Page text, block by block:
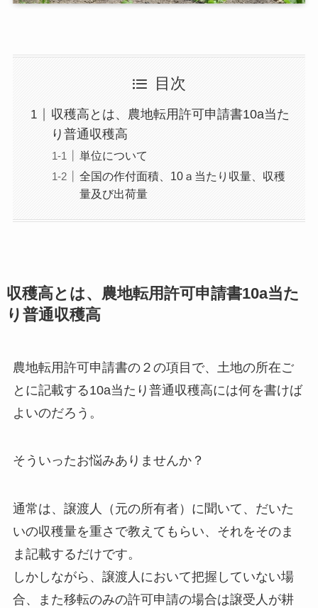
目次
収穫高とは、農地転用許可申請書10a当た
り普通収穫高
単位について
全国の作付面積、10ａ当たり収量、収穫
量及び出荷量
収穫高とは、農地転用許可申請書10a当た
り普通収穫高
農地転用許可申請書の２の項目で、土地の所在ご
とに記載する10a当たり普通収穫高には何を書けば
よいのだろう。
そういったお悩みありませんか？
通常は、譲渡人（元の所有者）に聞いて、だいた
いの収穫量を重さで教えてもらい、それをそのま
ま記載するだけです。
しかしながら、譲渡人において把握していない場
合、また移転のみの許可申請の場合は譲受人が耕